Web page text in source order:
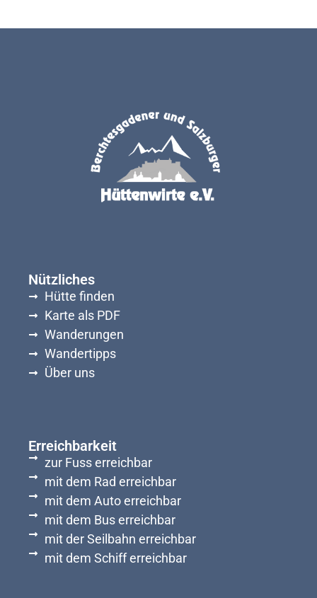
Nützliches
Hütte finden
Karte als PDF
Wanderungen
Wandertipps
Über uns
Erreichbarkeit
zur Fuss erreichbar
mit dem Rad erreichbar
mit dem Auto erreichbar
mit dem Bus erreichbar
mit der Seilbahn erreichbar
mit dem Schiff erreichbar